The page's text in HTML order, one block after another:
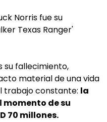
Norris fue su
Texas Ranger'
su fallecimiento,
material de una vida
trabajo constante: la
momento de su
70 millones.